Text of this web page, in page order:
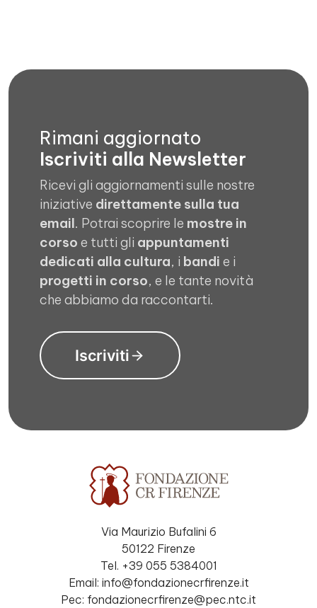
Rimani aggiornato
Iscriviti alla Newsletter
Ricevi gli aggiornamenti sulle nostre
iniziative direttamente sulla tua
email. Potrai scoprire le mostre in
corso e tutti gli appuntamenti
dedicati alla cultura, i bandi e i
progetti in corso, e le tante novità
che abbiamo da raccontarti.
Iscriviti
Via Maurizio Bufalini 6
50122 Firenze
Tel. +39 055 5384001
Email: info@fondazionecrfirenze.it
Pec: fondazionecrfirenze@pec.ntc.it